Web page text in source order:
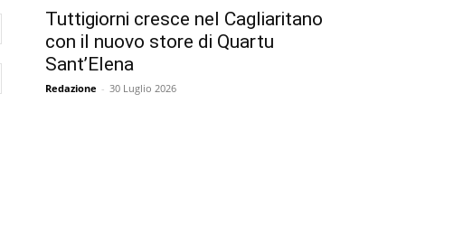
Web:
Tuttigiorni cresce nel Cagliaritano
con il nuovo store di Quartu
Sant’Elena
Redazione - 30 Luglio 2026